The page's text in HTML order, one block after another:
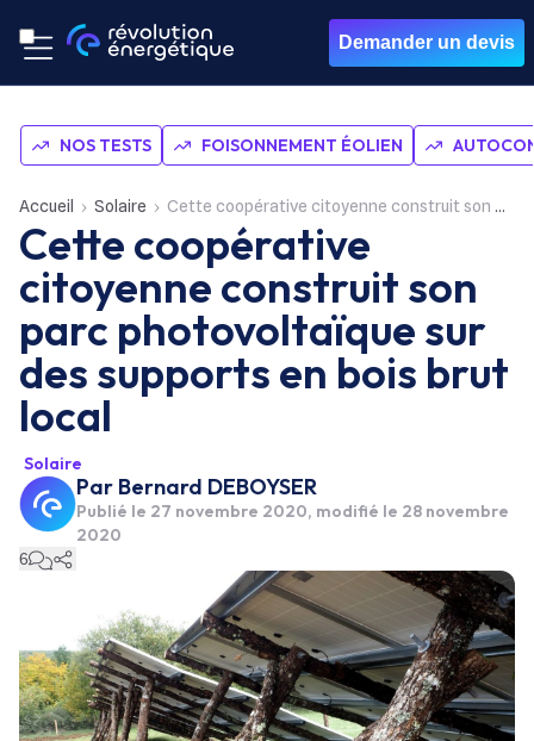
Demander un devis
NOS TESTS FOISONNEMENT ÉOLIEN
Accueil Solaire Cette coopérative citoyenne construit son parc photovoltaïque sur des supports en bois brut local
Cette coopérative
citoyenne construit son
parc photovoltaïque sur
des supports en bois brut
local
Solaire
Par Bernard DEBOYSER
Publié le 27 novembre 2020, modifié le 28 novembre
2020
6